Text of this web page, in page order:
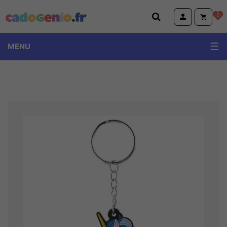
Cadogenio.fr 0
MENU
TOPModel Miss Melody Ylvi
Little Buddha et Wise Wings
Peluches Animotsu Keel Eco Wild Hugg'em